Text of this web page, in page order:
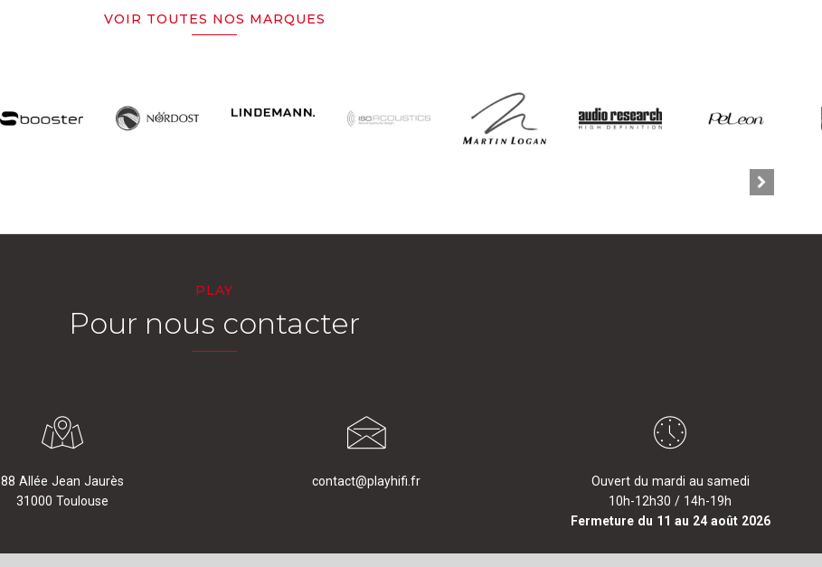
VOIR TOUTES NOS MARQUES
PLAY
Pour nous contacter
88 Allée Jean Jaurès
31000 Toulouse
contact@playhifi.fr
Ouvert du mardi au samedi
10h-12h30 / 14h-19h
Fermeture du 11 au 24 août 2026